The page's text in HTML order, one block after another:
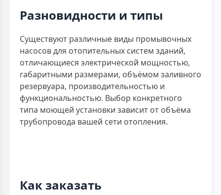
Разновидности и типы
Существуют различные виды промывочных
насосов для отопительных систем зданий,
отличающиеся электрической мощностью,
габаритными размерами, объёмом заливного
резервуара, производительностью и
функциональностью. Выбор конкретного
типа моющей установки зависит от объёма
трубопровода вашей сети отопления.
Как заказать